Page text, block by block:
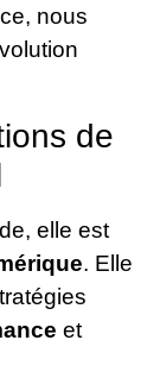
nous
de
elle est
. Elle
et